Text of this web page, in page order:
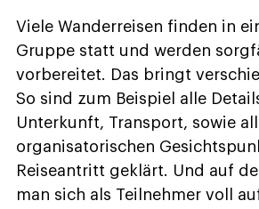
Viele Wanderreisen finden in
Gruppe statt und werden
vorbereitet. Das bringt
So sind zum Beispiel alle
Unterkunft, Transport, sowie
organisatorischen
Reiseantritt geklärt. Und auf
man sich als Teilnehmer voll